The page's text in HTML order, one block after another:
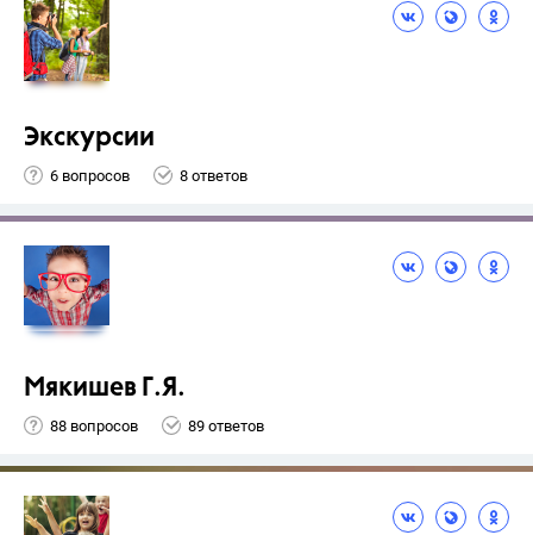
Экскурсии
6 вопросов 8 ответов
Мякишев Г.Я.
88 вопросов 89 ответов